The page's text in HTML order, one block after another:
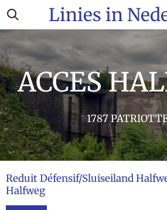
Ga
direct
hoofdinhoud
Linies in
ACCES
1787
Reduit Défensif/Sluiseiland
Halfweg